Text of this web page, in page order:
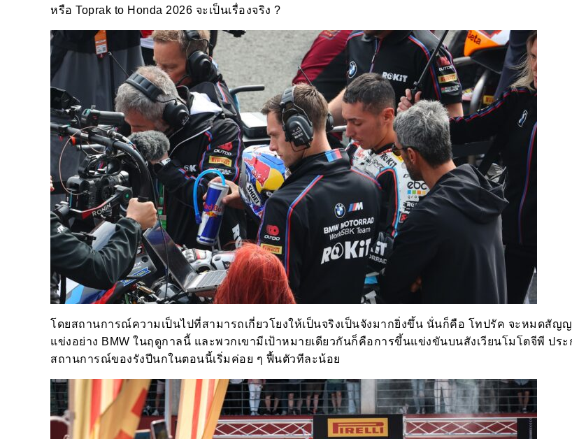
หรือ Toprak to Honda 2026 จะเป็นเรื่องจริง ?
โดยสถานการณ์ความเป็นไปที่สามารถเกี่ยวโยงให้เป็นจริงเป็นจังมากยิ่งขึ้น นั่นก็คือ โทปรัค จะหมดสัญ
แข่งอย่าง BMW ในฤดูกาลนี้ และพวกเขามีเป้าหมายเดียวกันก็คือการขึ้นแข่งขันบนสังเวียนโมโตจีพี ปร
สถานการณ์ของรังปีนกในตอนนี้เริ่มค่อย ๆ ฟื้นตัวทีละน้อย